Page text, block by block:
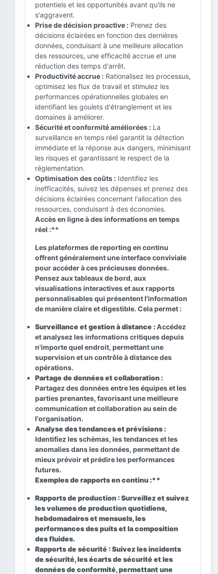
potentiels et les opportunités avant qu'ils ne
s'aggravent.
Prise de décision proactive : Prenez des
décisions éclairées en fonction des dernières
données, conduisant à une meilleure allocation
des ressources, une efficacité accrue et une
réduction des temps d'arrêt.
Productivité accrue : Rationalisez les processus,
optimisez les flux de travail et stimulez les
performances opérationnelles globales en
identifiant les goulets d'étranglement et les
domaines à améliorer.
Sécurité et conformité améliorées : La
surveillance en temps réel garantit la détection
immédiate et la réponse aux dangers, minimisant
les risques et garantissant le respect de la
réglementation.
Optimisation des coûts : Identifiez les
inefficacités, suivez les dépenses et prenez des
décisions éclairées concernant l'allocation des
ressources, conduisant à des économies.
Accès en ligne à des informations en temps
réel :**
Les plateformes de reporting en continu
offrent généralement une interface conviviale
pour accéder à ces précieuses données.
Pensez aux tableaux de bord, aux
visualisations interactives et aux rapports
personnalisables qui présentent l'information
de manière claire et digestible. Cela permet :
Surveillance et gestion à distance :Accédez
et analysez les informations critiques depuis
n'importe quel endroit, permettant une
supervision et un contrôle à distance des
opérations.
Partage de données et collaboration :
Partagez des données entre les équipes et les
parties prenantes, favorisant une meilleure
communication et collaboration au sein de
l'organisation.
Analyse des tendances et prévisions :
Identifiez les schémas, les tendances et les
anomalies dans les données, permettant de
mieux prévoir et prédire les performances
futures.
Exemples de rapports en continu :**
Rapports de production :Surveillez et suivez
les volumes de production quotidiens,
hebdomadaires et mensuels, les
performances des puits et la composition
des fluides.
Rapports de sécurité :Suivez les incidents
de sécurité, les écarts de sécurité et les
données de conformité, permettant une